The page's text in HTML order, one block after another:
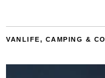
VANLIFE, CAMPING & CO